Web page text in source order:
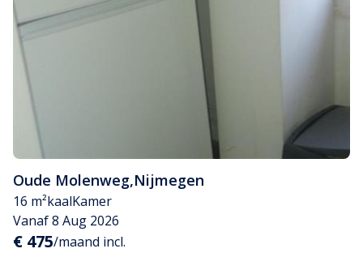
Oude Molenweg,Nijmegen
16 m²kaalKamer
Vanaf 8 Aug 2026
€ 475/maand incl.